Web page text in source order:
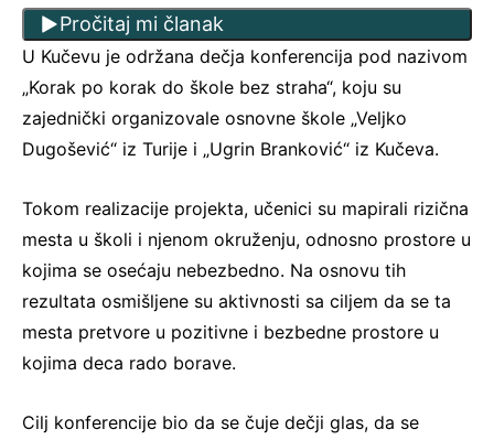
Pročitaj mi članak
U Kučevu je održana dečja konferencija pod nazivom
„Korak po korak do škole bez straha“, koju su
zajednički organizovale osnovne škole „Veljko
Dugošević“ iz Turije i „Ugrin Branković“ iz Kučeva.
Tokom realizacije projekta, učenici su mapirali rizična
mesta u školi i njenom okruženju, odnosno prostore u
kojima se osećaju nebezbedno. Na osnovu tih
rezultata osmišljene su aktivnosti sa ciljem da se ta
mesta pretvore u pozitivne i bezbedne prostore u
kojima deca rado borave.
Cilj konferencije bio da se čuje dečji glas, da se